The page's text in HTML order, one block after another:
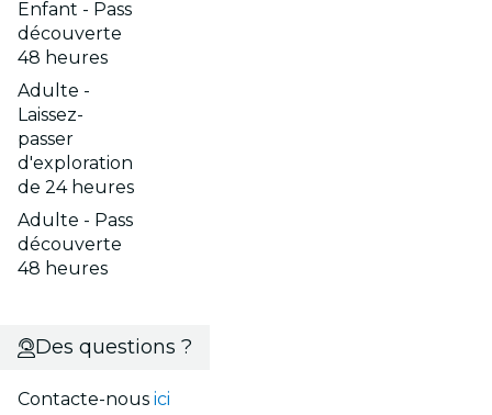
Enfant - Pass
découverte
48 heures
Adulte -
Laissez-
passer
d'exploration
de 24 heures
Adulte - Pass
découverte
48 heures
Des questions ?
Contacte-nous ici